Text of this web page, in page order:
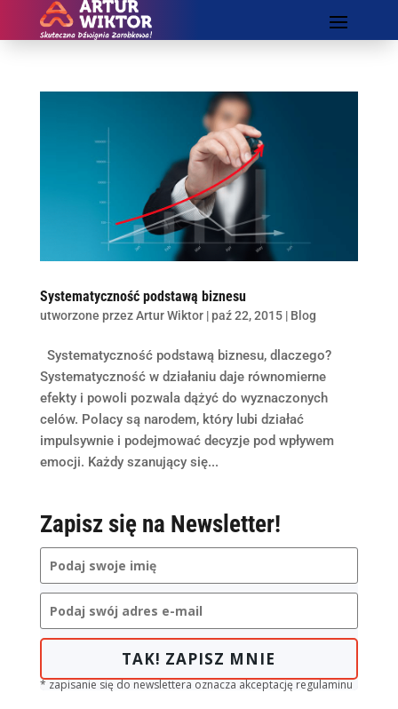
Systematyczność podstawą biznesu
utworzone przezArtur Wiktor| paź 22, 2015| Blog
Systematyczność podstawą biznesu, dlaczego?
Systematyczność w działaniu daje równomierne
efekty i powoli pozwala dążyć do wyznaczonych
celów. Polacy są narodem, który lubi działać
impulsywnie i podejmować decyzje pod wpływem
emocji. Każdy szanujący się...
Zapisz się na Newsletter!
TAK! ZAPISZ MNIE
* zapisanie się do newslettera oznacza akceptację regulaminu